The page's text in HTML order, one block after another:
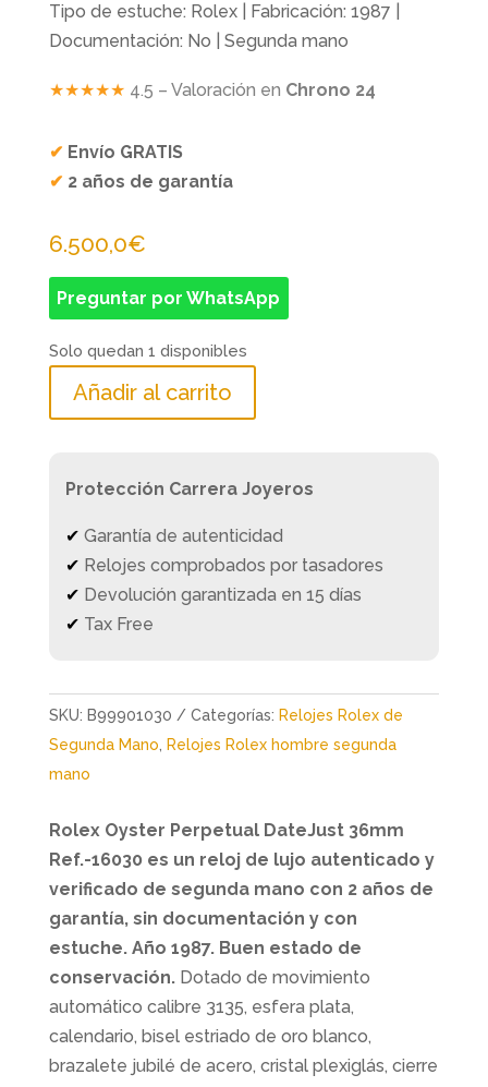
Tipo de estuche: Rolex | Fabricación: 1987 |
Documentación: No | Segunda mano
★★★★★ 4.5 – Valoración en Chrono 24
✔ Envío GRATIS
✔ 2 años de garantía
6.500,0€
Preguntar por WhatsApp
Solo quedan 1 disponibles
Añadir al carrito
Protección Carrera Joyeros
✔ Garantía de autenticidad
✔ Relojes comprobados por tasadores
✔ Devolución garantizada en 15 días
✔ Tax Free
SKU: B99901030 Categorías: Relojes Rolex de
Segunda Mano, Relojes Rolex hombre segunda
mano
Rolex Oyster Perpetual DateJust 36mm
Ref.-16030 es un reloj de lujo autenticado y
verificado de segunda mano con 2 años de
garantía, sin documentación y con
estuche. Año 1987. Buen estado de
conservación. Dotado de movimiento
automático calibre 3135, esfera plata,
calendario, bisel estriado de oro blanco,
brazalete jubilé de acero, cristal plexiglás, cierre